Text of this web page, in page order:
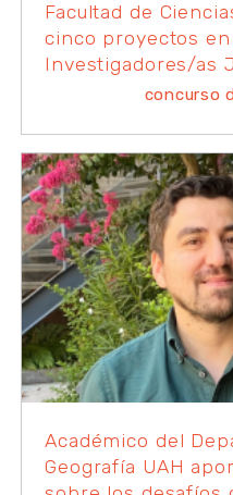
Facultad de
cinco proyectos
Investigadores/as
concurso
Académico del
Geografía UAH